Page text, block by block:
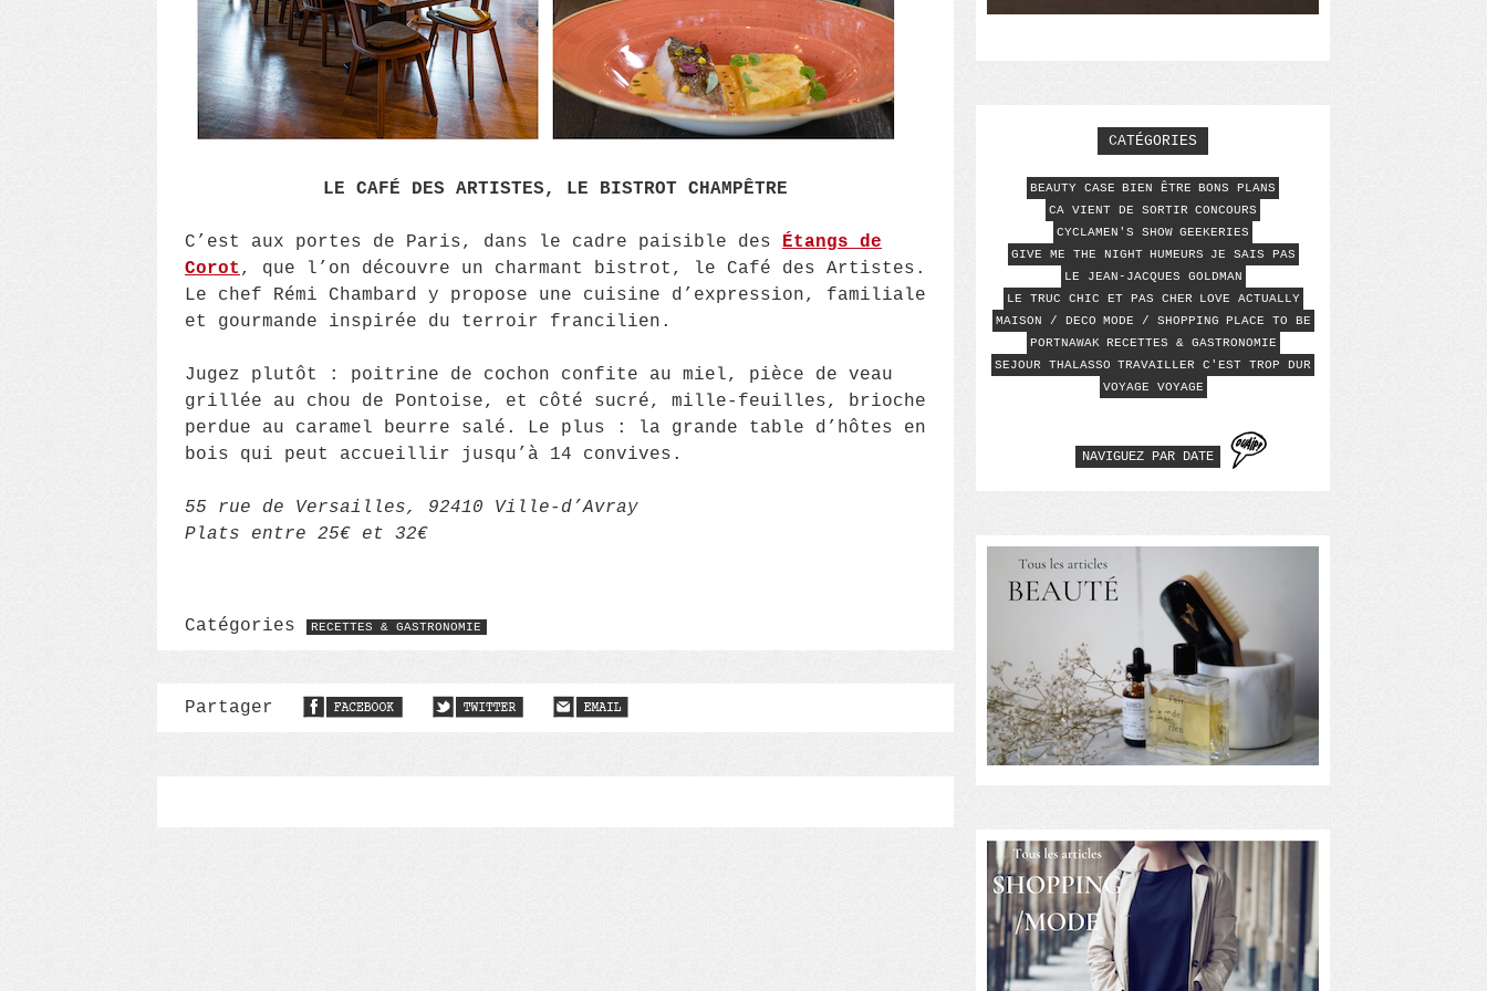
LE CAFÉ DES ARTISTES, LE BISTROT CHAMPÊTRE
C’est aux portes de Paris, dans le cadre paisible des Étangs de
Corot , que l’on découvre un charmant bistrot, le Café des Artistes.
Le chef Rémi Chambard y propose une cuisine d’expression, familiale
et gourmande inspirée du terroir francilien.
Jugez plutôt : poitrine de cochon confite au miel, pièce de veau
grillée au chou de Pontoise, et côté sucré, mille-feuilles, brioche
perdue au caramel beurre salé. Le plus : la grande table d’hôtes en
bois qui peut accueillir jusqu’à 14 convives.
55 rue de Versailles, 92410 Ville-d’Avray
Plats entre 25€ et 32€
Catégories RECETTES & GASTRONOMIE
Partager
CATÉGORIES
BEAUTY CASE BIEN ÊTRE BONS PLANS
CA VIENT DE SORTIR CONCOURS
CYCLAMEN'S SHOW GEEKERIES
GIVE ME THE NIGHT HUMEURS
JE SAIS PAS
LE JEAN-JACQUES GOLDMAN
LE TRUC CHIC ET PAS CHER
LOVE ACTUALLY
MAISON / DECO MODE / SHOPPING PLACE TO BE
PORTNAWAK RECETTES & GASTRONOMIE
SEJOUR THALASSO TRAVAILLER C'EST TROP DUR
VOYAGE VOYAGE
NAVIGUEZ PAR DATE